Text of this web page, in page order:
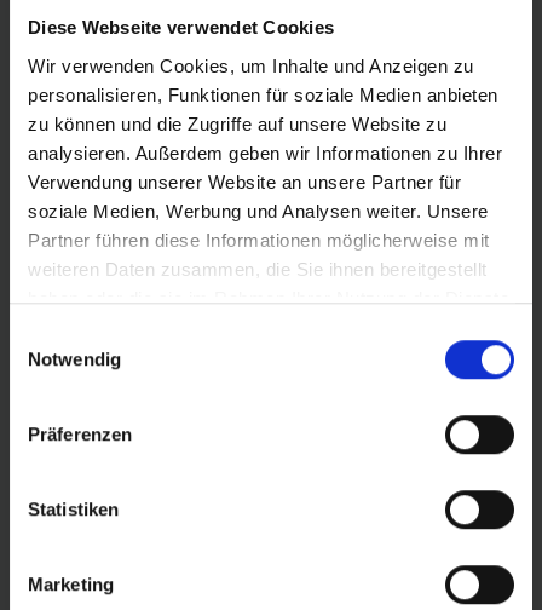
Diese Webseite verwendet Cookies
Wir verwenden Cookies, um Inhalte und Anzeigen zu
personalisieren, Funktionen für soziale Medien anbieten
zu können und die Zugriffe auf unsere Website zu
analysieren. Außerdem geben wir Informationen zu Ihrer
Verwendung unserer Website an unsere Partner für
soziale Medien, Werbung und Analysen weiter. Unsere
Partner führen diese Informationen möglicherweise mit
weiteren Daten zusammen, die Sie ihnen bereitgestellt
haben oder die sie im Rahmen Ihrer Nutzung der Dienste
Notwendig
Präferenzen
Statistiken
Marketing
BNI Blog